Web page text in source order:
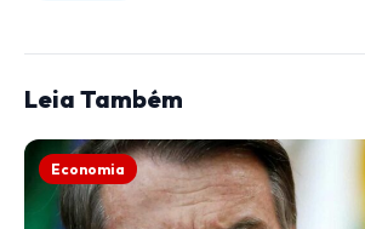
Leia Também
Economia